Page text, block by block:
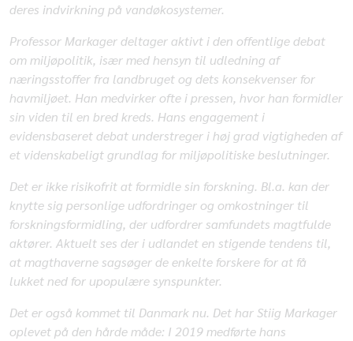
deres indvirkning på vandøkosystemer.
Professor Markager deltager aktivt i den offentlige debat
om miljøpolitik, især med hensyn til udledning af
næringsstoffer fra landbruget og dets konsekvenser for
havmiljøet. Han medvirker ofte i pressen, hvor han formidler
sin viden til en bred kreds. Hans engagement i
evidensbaseret debat understreger i høj grad vigtigheden af
et videnskabeligt grundlag for miljøpolitiske beslutninger.
Det er ikke risikofrit at formidle sin forskning. Bl.a. kan der
knytte sig personlige udfordringer og omkostninger til
forskningsformidling, der udfordrer samfundets magtfulde
aktører. Aktuelt ses der i udlandet en stigende tendens til,
at magthaverne sagsøger de enkelte forskere for at få
lukket ned for upopulære synspunkter.
Det er også kommet til Danmark nu. Det har Stiig Markager
oplevet på den hårde måde: I 2019 medførte hans